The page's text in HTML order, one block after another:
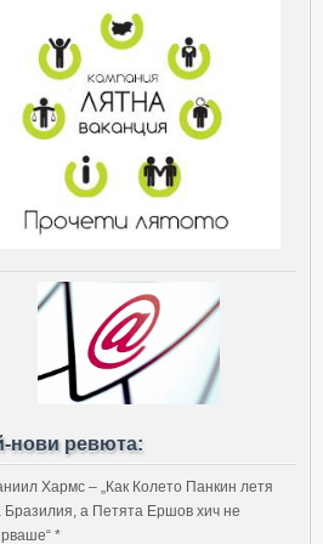
нови ревюта:
Хармс – „Как Колето Панкин летя
Бразилия, а Петята Ершов хич не
*